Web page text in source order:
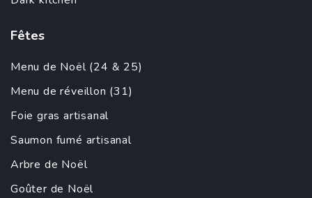
Fêtes
Menu de Noël (24 & 25)
Menu de réveillon (31)
Foie gras artisanal
Saumon fumé artisanal
Arbre de Noël
Goûter de Noël